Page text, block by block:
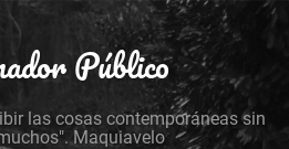
Público
las cosas contemporáneas sin
Maquiavelo